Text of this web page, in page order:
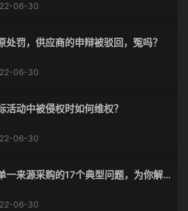
06-30
处罚，供应商的申辩被驳回，冤吗？
06-30
活动中被侵权时如何维权？
06-30
一来源采购的17个典型问题，为你解
06-30